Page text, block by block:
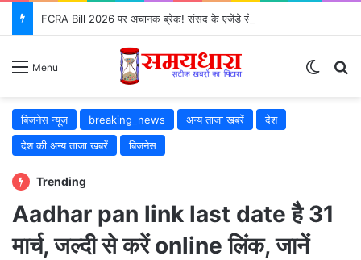
FCRA Bill 2026 पर अचानक ब्रेक! संसद के एजेंडे से क्यों गायब हुआ?
Menu
बिजनेस न्यूज breaking_news अन्य ताजा खबरें
देश
देश की अन्य ताजा खबरें
बिजनेस
Trending
Aadhar pan link last date है 31
मार्च, जल्दी से करें online लिंक, जानें